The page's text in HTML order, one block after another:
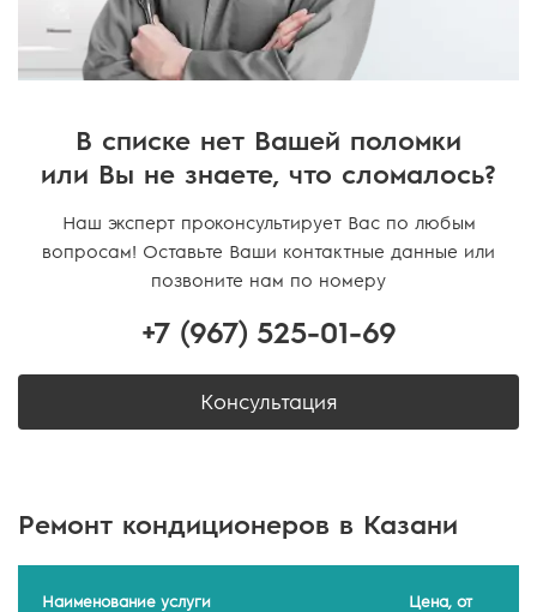
В списке нет Вашей поломки
или Вы не знаете, что сломалось?
Наш эксперт проконсультирует Вас по любым
вопросам! Оставьте Ваши контактные данные или
позвоните нам по номеру
+7 (967) 525-01-69
Консультация
Ремонт кондиционеров в Казани
Наименование услуги Цена, от